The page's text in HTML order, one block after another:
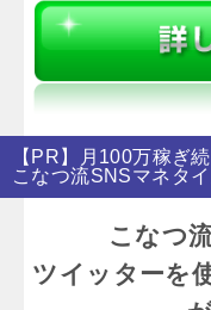
【PR】月100万稼ぎ
こなつ流SNSマネタイ
こなつ
ツイッターを